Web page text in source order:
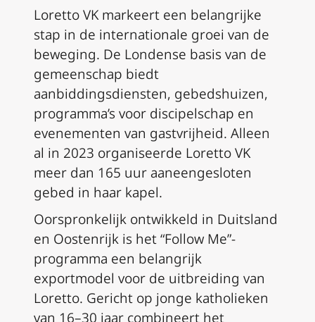
Loretto VK markeert een belangrijke
stap in de internationale groei van de
beweging. De Londense basis van de
gemeenschap biedt
aanbiddingsdiensten, gebedshuizen,
programma’s voor discipelschap en
evenementen van gastvrijheid. Alleen
al in 2023 organiseerde Loretto VK
meer dan 165 uur aaneengesloten
gebed in haar kapel.
Oorspronkelijk ontwikkeld in Duitsland
en Oostenrijk is het “Follow Me”-
programma een belangrijk
exportmodel voor de uitbreiding van
Loretto. Gericht op jonge katholieken
van 16–30 jaar combineert het